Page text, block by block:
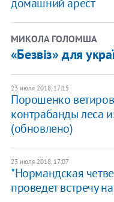
МИКОЛА ГОЛОМША
«Безвіз» для
23 июля 2018, 17:15
​Порошенко
контрабанды леса
(обновлено)
23 июля 2018, 17:07
"Нормандская
проведет встречу